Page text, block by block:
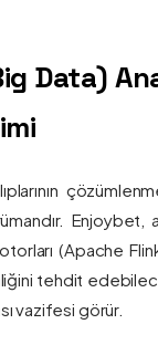
Data)
Enjoybet,
(Apache Flink
tehdit
vazifesi görür.